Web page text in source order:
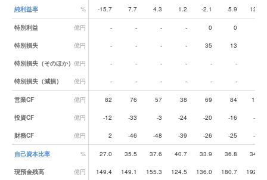
純利益率 % -15.7 7.7 4.3 1.2 -2.1 5.9 12.2
特別利益 億円 - - - - 0 0
特別損失 億円 - - - - 35 13
特別損失（そのほか） 億円 - - - - - -
特別損失（減損） 億円 - - - - - -
営業CF 億円 82 76 57 38 69 84 132
投資CF 億円 -12 -33 -3 -24 -20 -16 -21
財務CF 億円 2 -46 -48 -39 -26 -25 -86
自己資本比率 % 27.0 35.5 37.6 40.7 33.9 36.8 34.9
現預金残高 億円 149.4 149.1 155.3 124.5 136.0 180.7 192.7